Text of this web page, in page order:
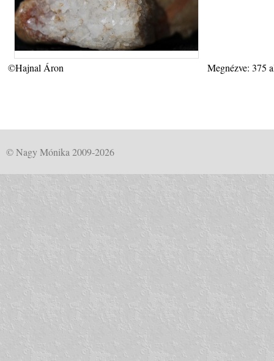
©Hajnal Áron Megnézve: 375
© Nagy Mónika 2009-2026